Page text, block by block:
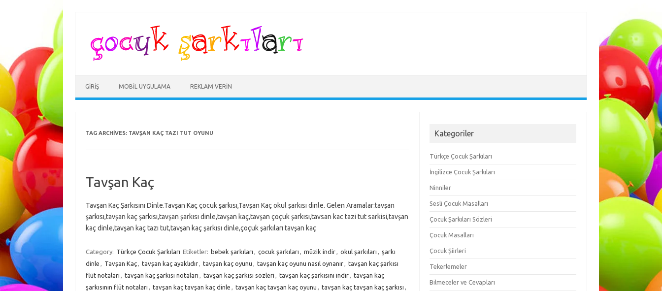
GIRIŞ MOBIL UYGULAMA REKLAM VERIN
TAG ARCHIVES: TAVŞAN KAÇ TAZI TUT OYUNU
Tavşan Kaç
Tavşan Kaç Şarkısını Dinle.Tavşan Kaç çocuk şarkısı,Tavşan Kaç okul şarkısı dinle. Gelen Aramalar:tavşan
şarkısı,tavşan kaç şarkısı,tavşan şarkısı dinle,tavşan kaç,tavşan çoçuk şarkısı,tavsan kac tazi tut sarkisi,tavşan
kaç dinle,tavşan kaç tazı tut,tavşan kaç şarkısı dinle,çoçuk şarkıları tavşan kaç
Category: Türkçe Çocuk Şarkıları Etiketler: bebek şarkıları , çocuk şarkıları , müzik indir, okul şarkıları , şarkı
dinle , Tavşan Kaç, tavşan kaç ayaklıdır, tavşan kaç oyunu , tavşan kaç oyunu nasıl oynanır, tavşan kaç şarkısı
flüt notaları , tavşan kaç şarkısı notaları , tavşan kaç şarkısı sözleri , tavşan kaç şarkısını indir, tavşan kaç
şarkısının flüt notaları , tavşan kaç tavşan kaç dinle , tavşan kaç tavşan kaç oyunu , tavşan kaç tavşan kaç şarkısı ,
Kategoriler
Türkçe Çocuk Şarkıları
İngilizce Çocuk Şarkıları
Ninniler
Sesli Çocuk Masalları
Çocuk Şarkıları Sözleri
Çocuk Masalları
Çocuk Şiirleri
Tekerlemeler
Bilmeceler ve Cevapları